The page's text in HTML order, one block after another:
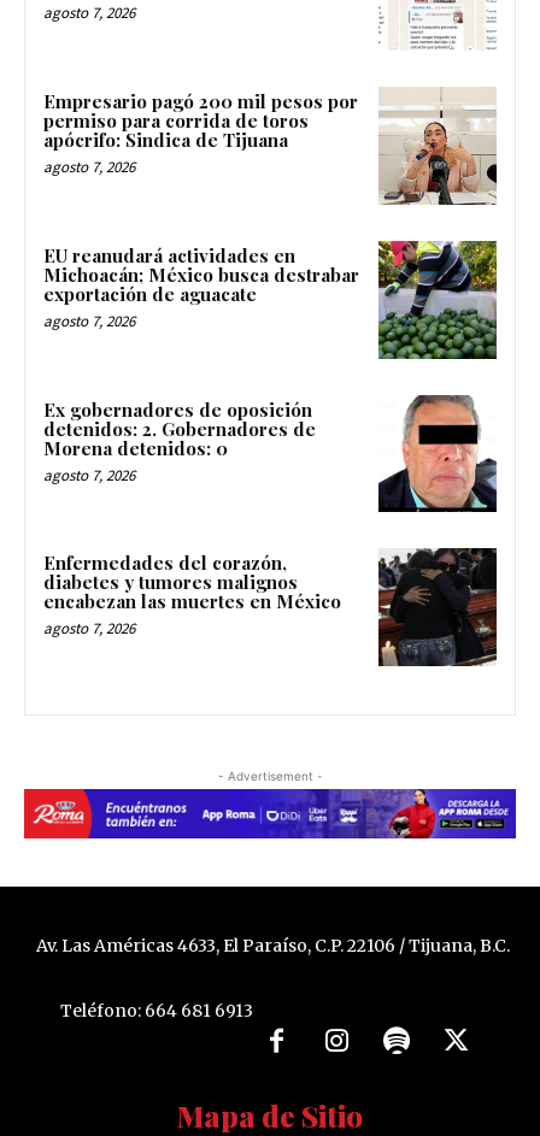
agosto 7, 2026
Empresario pagó 200 mil pesos por
permiso para corrida de toros
apócrifo: Sindica de Tijuana
agosto 7, 2026
EU reanudará actividades en
Michoacán; México busca destrabar
exportación de aguacate
agosto 7, 2026
Ex gobernadores de oposición
detenidos: 2. Gobernadores de
Morena detenidos: 0
agosto 7, 2026
Enfermedades del corazón,
diabetes y tumores malignos
encabezan las muertes en México
agosto 7, 2026
- Advertisement -
Av. Las Américas 4633, El Paraíso, C.P. 22106 / Tijuana, B.C.
Teléfono: 664 681 6913
Mapa de Sitio